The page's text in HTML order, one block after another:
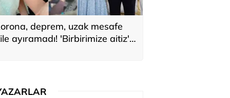
deprem, uzak mesafe
ayıramadı! 'Birbirimize aitiz'